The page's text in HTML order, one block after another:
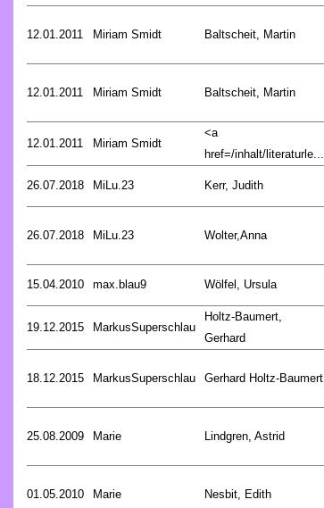
12.01.2011 Miriam Smidt Baltscheit, Martin
12.01.2011 Miriam Smidt Baltscheit, Martin
12.01.2011 Miriam Smidt
<a
href=/inhalt/literaturle...
26.07.2018 MiLu.23 Kerr, Judith
26.07.2018 MiLu.23 Wolter,Anna
15.04.2010 max.blau9 Wölfel, Ursula
19.12.2015 MarkusSuperschlau
Holtz-Baumert,
Gerhard
18.12.2015 MarkusSuperschlau Gerhard Holtz-Baumert
25.08.2009 Marie Lindgren, Astrid
01.05.2010 Marie Nesbit, Edith